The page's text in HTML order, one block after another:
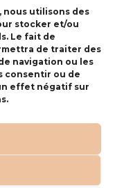
utilisons des
stocker et/ou
Le fait de
de traiter des
navigation ou les
consentir ou de
effet négatif sur